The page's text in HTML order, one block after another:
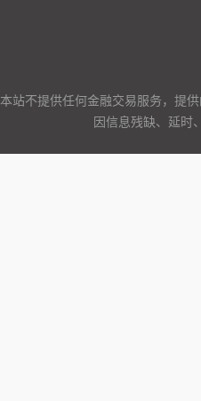
本站不提供任何金融交易服务，提
因信息残缺、延时